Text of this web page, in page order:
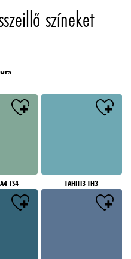
színeket
TS4 TAHITI3 TH3